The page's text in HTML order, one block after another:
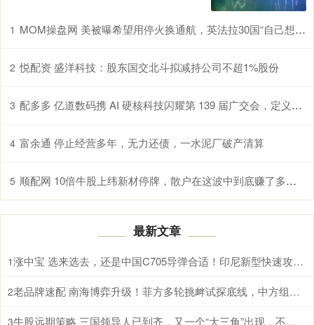
1 MOM操盘网 美被曝希望用停火换通航，英法拉30国“自己想办法”
2 悦配资 盛洋科技：股东国交北斗拟减持公司不超1%股份
3 配多多 亿道数码携 AI 硬核科技闪耀第 139 届广交会，定义未来智能生活新图景！
4 富余通 停止经营多年，无力还债，一水泥厂破产清算
5 顺配网 10倍牛股上纬新材停牌，散户在这波中到底赚了多少？
最新文章
1 涨中宝 选来选去，还是中国C705导弹合适！印尼新型快速攻击艇终于开工
2 老品牌速配 南海博弈升级！菲方多轮挑衅试探底线，中方组合拳牢牢掌握主动权
3 牛股远期策略 三国领导人已到齐，又一个“大三角”出现，不会再给美国留位子了